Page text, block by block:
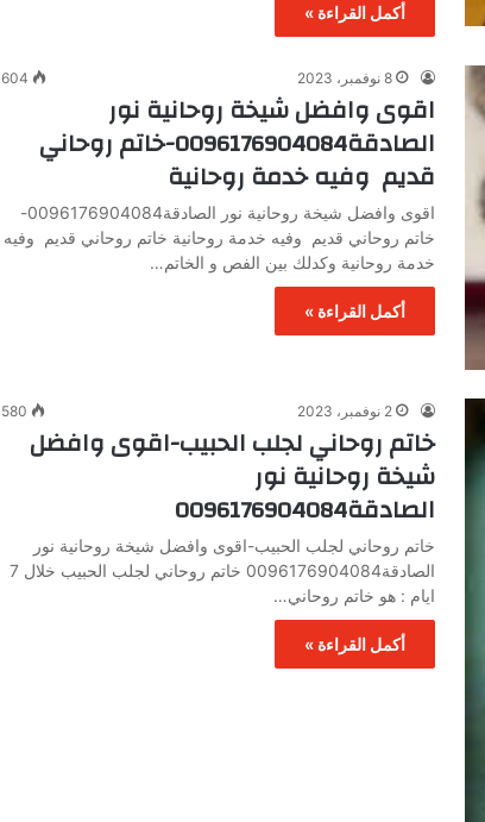
أكمل القراءة »
8 نوفمبر، 2023 604
اقوى وافضل شيخة روحانية نور
الصادقة0096176904084-خاتم روحاني
قديم وفيه خدمة روحانية
اقوى وافضل شيخة روحانية نور الصادقة0096176904084-
خاتم روحاني قديم وفيه خدمة روحانية خاتم روحاني قديم وفيه
خدمة روحانية وكدلك بين الفص و الخاتم…
أكمل القراءة »
2 نوفمبر، 2023 580
خاتم روحاني لجلب الحبيب-اقوى وافضل
شيخة روحانية نور
الصادقة0096176904084
خاتم روحاني لجلب الحبيب-اقوى وافضل شيخة روحانية نور
الصادقة0096176904084 خاتم روحاني لجلب الحبيب خلال 7
ايام : هو خاتم روحاني…
أكمل القراءة »